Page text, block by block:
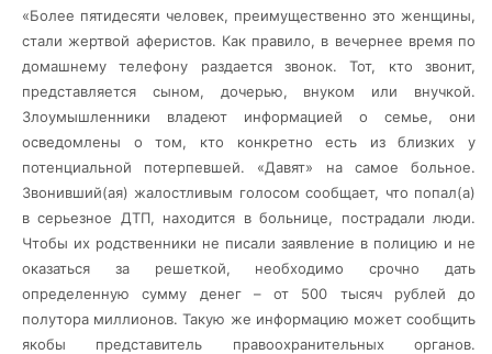
«Более пятидесяти человек, преимущественно это женщины,
стали жертвой аферистов. Как правило, в вечернее время по
домашнему телефону раздается звонок. Тот, кто звонит,
представляется сыном, дочерью, внуком или внучкой.
Злоумышленники владеют информацией о семье, они
осведомлены о том, кто конкретно есть из близких у
потенциальной потерпевшей. «Давят» на самое больное.
Звонивший(ая) жалостливым голосом сообщает, что попал(а)
в серьезное ДТП, находится в больнице, пострадали люди.
Чтобы их родственники не писали заявление в полицию и не
оказаться за решеткой, необходимо срочно дать
определенную сумму денег – от 500 тысяч рублей до
полутора миллионов. Такую же информацию может сообщить
якобы представитель правоохранительных органов.